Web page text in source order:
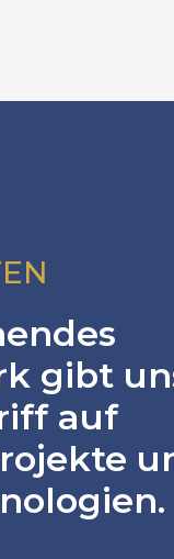
gibt
auf